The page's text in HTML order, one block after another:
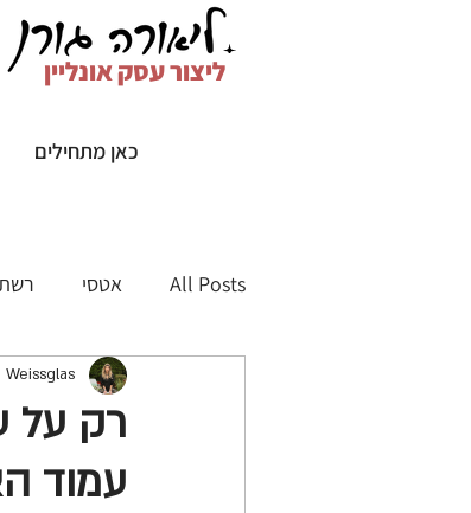
כאן מתחילים
All Posts אטסי
Pintables רשתות
התנהלות חשבונאית
רק על
עמוד
Weissglas